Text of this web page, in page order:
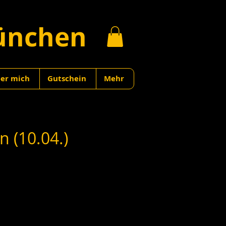
mich Gutschein Mehr
(10.04.)